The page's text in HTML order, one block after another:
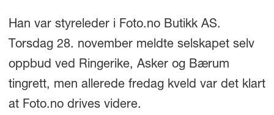
Han var styreleder i Foto.no Butikk AS.
Torsdag 28. november meldte selskapet selv
oppbud ved Ringerike, Asker og Bærum
tingrett, men allerede fredag kveld var det klart
at Foto.no drives videre.